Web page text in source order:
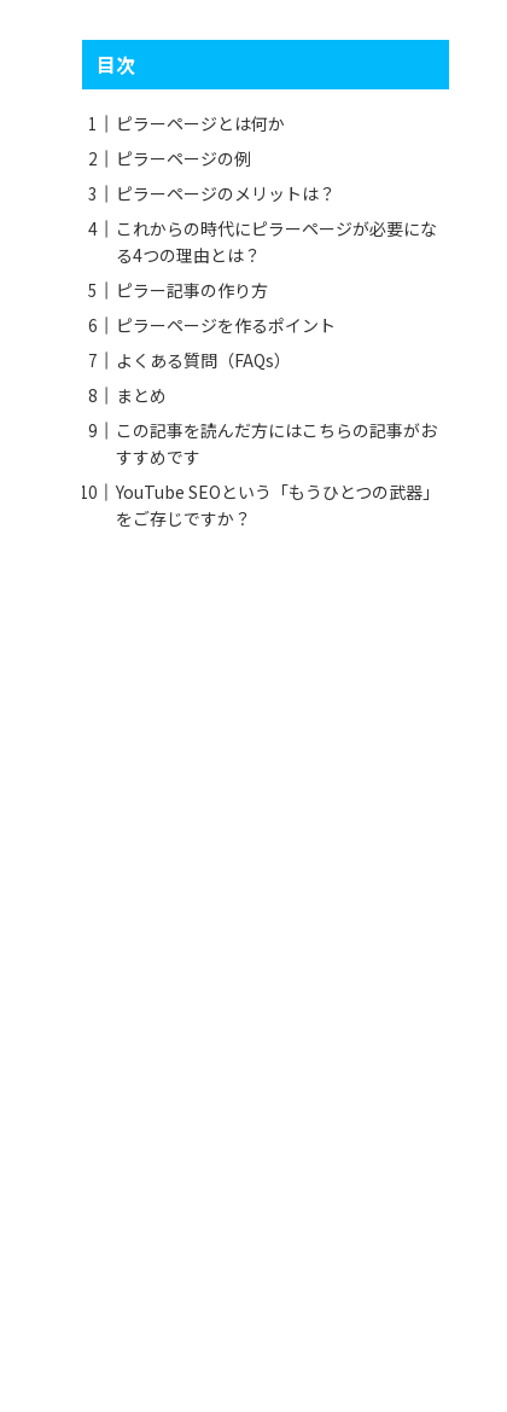
目次
ピラーページとは何か
ピラーページの例
ピラーページのメリットは？
これからの時代にピラーページが必要にな
る4つの理由とは？
ピラー記事の作り方
ピラーページを作るポイント
よくある質問（FAQs）
まとめ
この記事を読んだ方にはこちらの記事がお
すすめです
YouTube SEOという「もうひとつの武器」
をご存じですか？